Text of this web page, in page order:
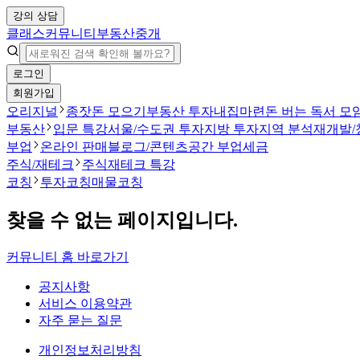
강의 상담
클래스커뮤니티 부동산중개
로그인
회원가입
오리지널 종잣돈 모으기 부동산 투자내집마련 돈 버는 독서 모
부동산
입문 특강서울/수도권 투자지방 투자지역 분석재개발/
부업
온라인 판매 블로그/콘텐츠공간 부업세금
주식/재테크
주식재테크 특강
코칭
투자코칭매물코칭
찾을 수 없는 페이지입니다.
커뮤니티 홈 바로가기
공지사항
서비스 이용약관
자주 묻는 질문
개인정보처리방침